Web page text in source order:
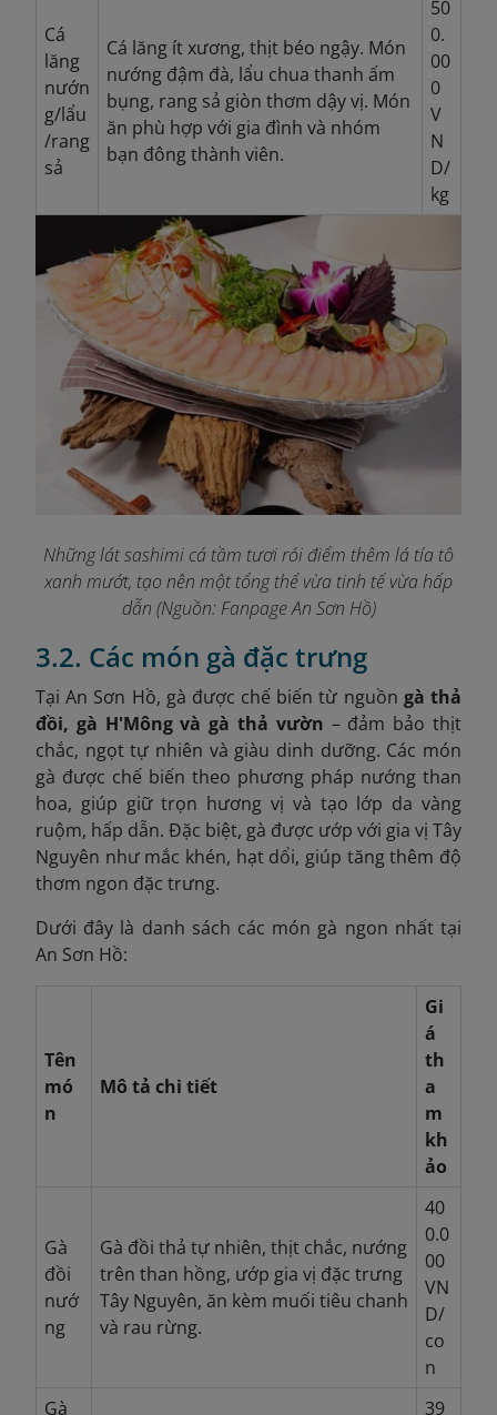
Cá
lăng
nướn
g/lẩu
/rang
sả
Cá lăng ít xương, thịt béo ngậy. Món
nướng đậm đà, lẩu chua thanh ấm
bụng, rang sả giòn thơm dậy vị. Món
ăn phù hợp với gia đình và nhóm
bạn đông thành viên.
50
0.
00
0
V
N
D/
kg
Những lát sashimi cá tầm tươi rói điểm thêm lá tía tô
xanh mướt, tạo nên một tổng thể vừa tinh tế vừa hấp
dẫn (Nguồn: Fanpage An Sơn Hồ)
3.2. Các món gà đặc trưng
Tại An Sơn Hồ, gà được chế biến từ nguồn gà thả
đồi, gà H'Mông và gà thả vườn – đảm bảo thịt
chắc, ngọt tự nhiên và giàu dinh dưỡng. Các món
gà được chế biến theo phương pháp nướng than
hoa, giúp giữ trọn hương vị và tạo lớp da vàng
ruộm, hấp dẫn. Đặc biệt, gà được ướp với gia vị Tây
Nguyên như mắc khén, hạt dổi, giúp tăng thêm độ
thơm ngon đặc trưng.
Dưới đây là danh sách các món gà ngon nhất tại
An Sơn Hồ:
Tên
mó
n
Mô tả chi tiết
Gi
á
th
a
m
kh
ảo
Gà
đồi
nướ
ng
Gà đồi thả tự nhiên, thịt chắc, nướng
trên than hồng, ướp gia vị đặc trưng
Tây Nguyên, ăn kèm muối tiêu chanh
và rau rừng.
40
0.0
00
VN
D/
co
n
Gà
39